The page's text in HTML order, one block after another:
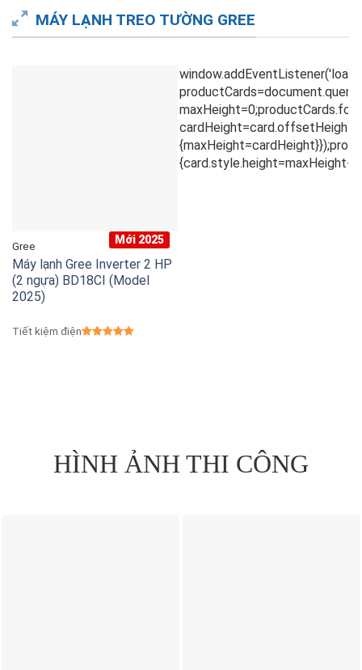
MÁY LẠNH TREO TƯỜNG GREE
Gree
Mới 2025
Máy lạnh Gree Inverter 2 HP
(2 ngựa) BD18CI (Model
2025)
Tiết kiệm điện
HÌNH ẢNH THI CÔNG